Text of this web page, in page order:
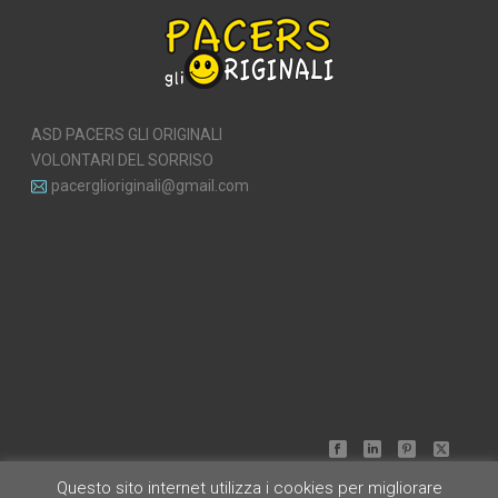
ASD PACERS GLI ORIGINALI
VOLONTARI DEL SORRISO
pacerglioriginali@gmail.com
Questo sito internet utilizza i cookies per migliorare